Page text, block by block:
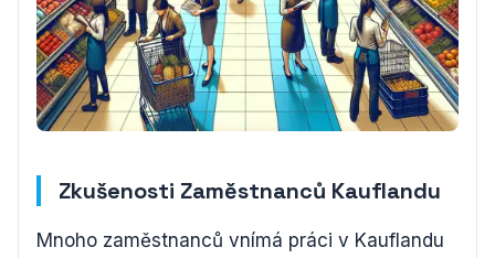
Zkušenosti Zaměstnanců Kauflandu
Mnoho zaměstnanců vnímá práci v Kauflandu